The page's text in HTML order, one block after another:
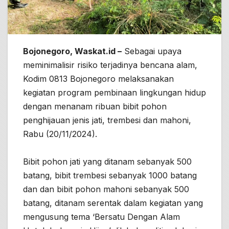
Bojonegoro, Waskat.id – Sebagai upaya
meminimalisir risiko terjadinya bencana alam,
Kodim 0813 Bojonegoro melaksanakan
kegiatan program pembinaan lingkungan hidup
dengan menanam ribuan bibit pohon
penghijauan jenis jati, trembesi dan mahoni,
Rabu (20/11/2024).
Bibit pohon jati yang ditanam sebanyak 500
batang, bibit trembesi sebanyak 1000 batang
dan dan bibit pohon mahoni sebanyak 500
batang, ditanam serentak dalam kegiatan yang
mengusung tema ‘Bersatu Dengan Alam